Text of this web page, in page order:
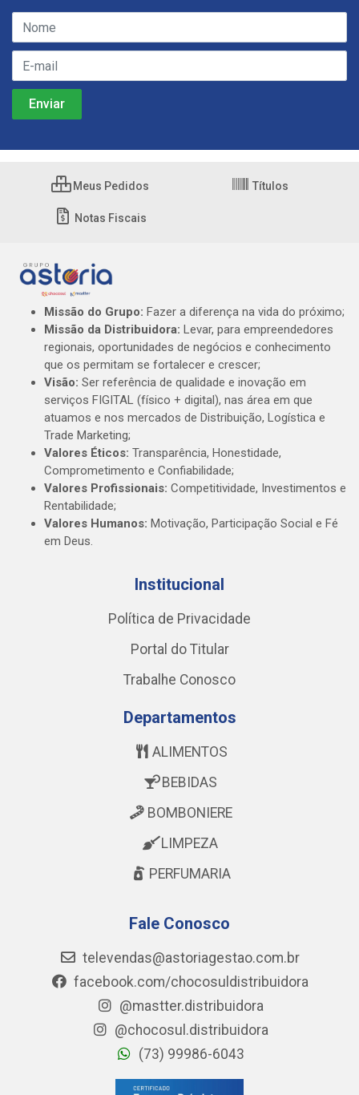
Meus Pedidos Títulos
Notas Fiscais
Missão do Grupo: Fazer a diferença na vida do próximo;
Missão da Distribuidora: Levar, para empreendedores
regionais, oportunidades de negócios e conhecimento
que os permitam se fortalecer e crescer;
Visão: Ser referência de qualidade e inovação em
serviços FIGITAL (físico + digital), nas área em que
atuamos e nos mercados de Distribuição, Logística e
Trade Marketing;
Valores Éticos: Transparência, Honestidade,
Comprometimento e Confiabilidade;
Valores Profissionais: Competitividade, Investimentos e
Rentabilidade;
Valores Humanos: Motivação, Participação Social e Fé
em Deus.
Institucional
Política de Privacidade
Portal do Titular
Trabalhe Conosco
Departamentos
ALIMENTOS
BEBIDAS
BOMBONIERE
LIMPEZA
PERFUMARIA
Fale Conosco
televendas@astoriagestao.com.br
facebook.com/chocosuldistribuidora
@mastter.distribuidora
@chocosul.distribuidora
(73) 99986-6043